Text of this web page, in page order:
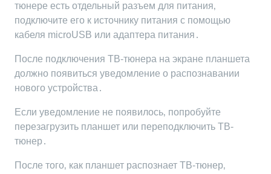
тюнере есть отдельный разъем для питания‚
подключите его к источнику питания с помощью
кабеля microUSB или адаптера питания․
После подключения ТВ-тюнера на экране планшета
должно появиться уведомление о распознавании
нового устройства․
Если уведомление не появилось‚ попробуйте
перезагрузить планшет или переподключить ТВ-
тюнер․
После того‚ как планшет распознает ТВ-тюнер‚